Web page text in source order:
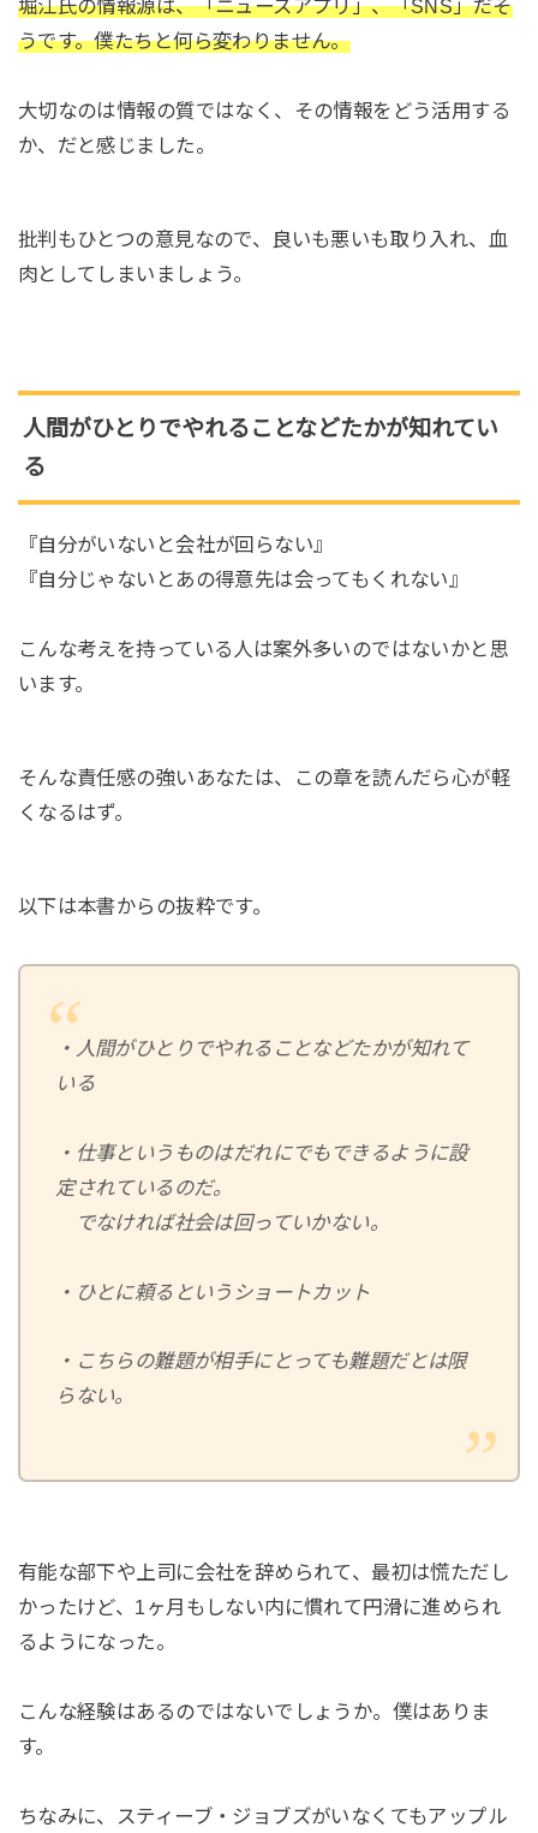
堀江氏の情報源は、「ニュースアプリ」、「SNS」だそ
うです。僕たちと何ら変わりません。
大切なのは情報の質ではなく、その情報をどう活用する
か、だと感じました。
批判もひとつの意見なので、良いも悪いも取り入れ、血
肉としてしまいましょう。
人間がひとりでやれることなどたかが知れてい
る
『自分がいないと会社が回らない』
『自分じゃないとあの得意先は会ってもくれない』
こんな考えを持っている人は案外多いのではないかと思
います。
そんな責任感の強いあなたは、この章を読んだら心が軽
くなるはず。
以下は本書からの抜粋です。
・人間がひとりでやれることなどたかが知れて
いる
・仕事というものはだれにでもできるように設
定されているのだ。
でなければ社会は回っていかない。
・ひとに頼るというショートカット
・こちらの難題が相手にとっても難題だとは限
らない。
有能な部下や上司に会社を辞められて、最初は慌ただし
かったけど、1ヶ月もしない内に慣れて円滑に進められ
るようになった。
こんな経験はあるのではないでしょうか。僕はありま
す。
ちなみに、スティーブ・ジョブズがいなくてもアップル